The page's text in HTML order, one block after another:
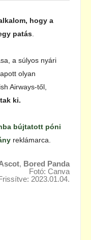
hogy a
patás.
a súlyos nyári
olyan
Airways-től,
ki.
bújtatott póni
reklámarca.
, Bored Panda
Fotó: Canva
2023.01.04.